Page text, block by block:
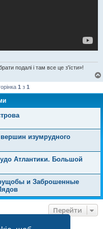
подалі і там все це з'їсти»!
1 з 1
изумрудного
Атлантики. Большой
и Заброшенные
Перейти